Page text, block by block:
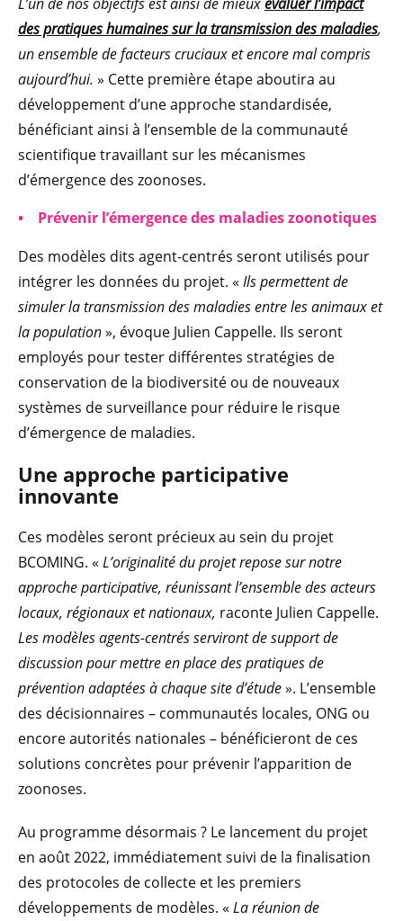
des pratiques humaines sur la transmission des maladies,
un ensemble de facteurs cruciaux et encore mal compris
aujourd’hui. » Cette première étape aboutira au
développement d’une approche standardisée,
bénéficiant ainsi à l’ensemble de la communauté
scientifique travaillant sur les mécanismes
d’émergence des zoonoses.
• Prévenir l’émergence des maladies zoonotiques
Des modèles dits agent-centrés seront utilisés pour
intégrer les données du projet. « Ils permettent de
simuler la transmission des maladies entre les animaux et
la population», évoque Julien Cappelle. Ils seront
employés pour tester différentes stratégies de
conservation de la biodiversité ou de nouveaux
systèmes de surveillance pour réduire le risque
d’émergence de maladies.
Une approche participative
innovante
Ces modèles seront précieux au sein du projet
BCOMING. « L’originalité du projet repose sur notre
approche participative, réunissant l’ensemble des acteurs
locaux, régionaux et nationaux, raconte Julien Cappelle.
Les modèles agents-centrés serviront de support de
discussion pour mettre en place des pratiques de
prévention adaptées à chaque site d’étude». L’ensemble
des décisionnaires – communautés locales, ONG ou
encore autorités nationales – bénéficieront de ces
solutions concrètes pour prévenir l’apparition de
zoonoses.
Au programme désormais ? Le lancement du projet
en août 2022, immédiatement suivi de la finalisation
des protocoles de collecte et les premiers
développements de modèles. « La réunion de